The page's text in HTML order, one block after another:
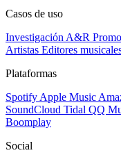
Casos de uso
Investigación A&R
Artistas Editores
Plataformas
Spotify Apple Music
SoundCloud Tidal QQ
Boomplay
Social